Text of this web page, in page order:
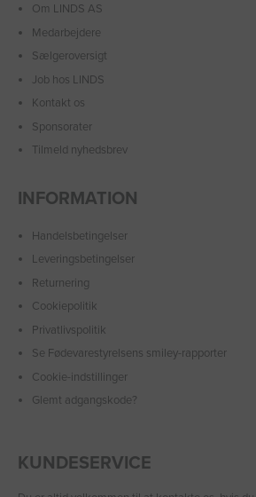
Om LINDS AS
Medarbejdere
Sælgeroversigt
Job hos LINDS
Kontakt os
Sponsorater
Tilmeld nyhedsbrev
INFORMATION
Handelsbetingelser
Leveringsbetingelser
Returnering
Cookiepolitik
Privatlivspolitik
Se Fødevarestyrelsens smiley-rapporter
Cookie-indstillinger
Glemt adgangskode?
KUNDESERVICE